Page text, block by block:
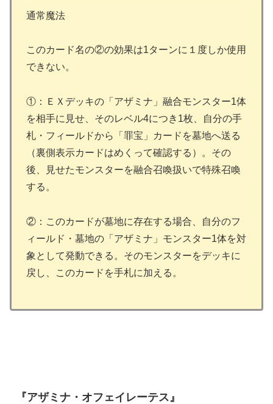
通常魔法
このカード名の②の効果は1ターンに１度しか使用
できない。
①：ＥＸデッキの「アザミナ」融合モンスター1体
を相手に見せ、そのレベル4につき1枚、自分の手
札・フィールドから「罪宝」カードを墓地へ送る
（裏側表示カードはめくって確認する）。その
後、見せたモンスターを融合召喚扱いで特殊召喚
する。
②：このカードが墓地に存在する場合、自分のフ
ィールド・墓地の「アザミナ」モンスター1体を対
象として発動できる。そのモンスターをデッキに
戻し、このカードを手札に加える。
『アザミナ・オフェイレーテス』